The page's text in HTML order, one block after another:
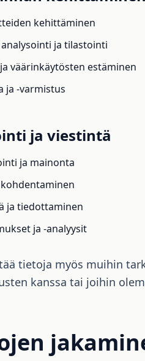
kehittäminen
ja tilastointi
väärinkäytösten estäminen
ja -varmistus
ja viestintä
ja mainonta
ja tiedottaminen
ja -analyysit
tietoja myös muihin
kanssa tai joihin